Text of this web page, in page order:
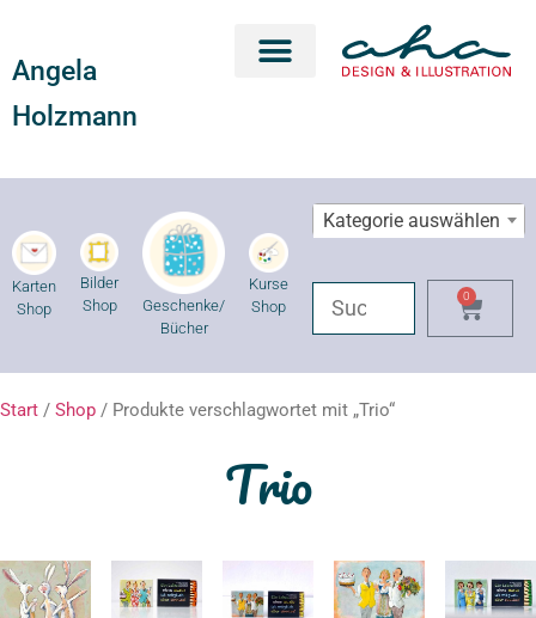
Angela
Holzmann
Karten
Shop
Bilder
Shop
Geschenke/
Bücher
Kurse
Shop
Kategorie auswählen
0
Start / Shop / Produkte verschlagwortet mit „Trio“
Trio